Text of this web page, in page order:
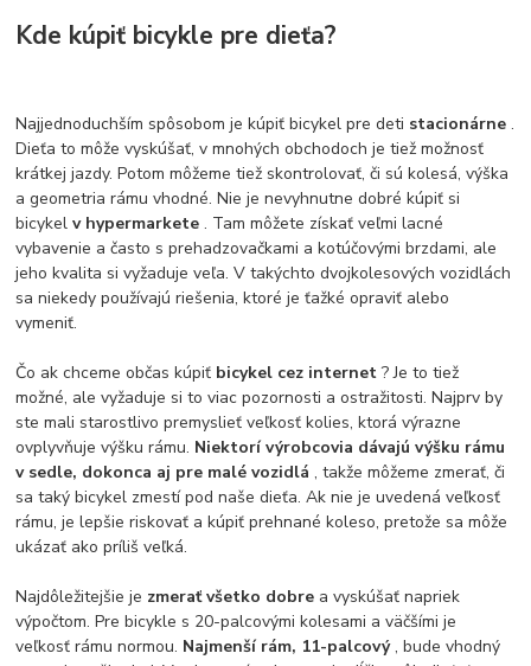
Kde kúpiť bicykle pre dieťa?
Najjednoduchším spôsobom je kúpiť bicykel pre deti stacionárne.
Dieťa to môže vyskúšať, v mnohých obchodoch je tiež možnosť
krátkej jazdy. Potom môžeme tiež skontrolovať, či sú kolesá, výška
a geometria rámu vhodné. Nie je nevyhnutne dobré kúpiť si
bicykelv hypermarkete. Tam môžete získať veľmi lacné
vybavenie a často s prehadzovačkami a kotúčovými brzdami, ale
jeho kvalita si vyžaduje veľa. V takýchto dvojkolesových vozidlách
sa niekedy používajú riešenia, ktoré je ťažké opraviť alebo
vymeniť.
Čo ak chceme občas kúpiť bicykel cez internet? Je to tiež
možné, ale vyžaduje si to viac pozornosti a ostražitosti. Najprv by
ste mali starostlivo premyslieť veľkosť kolies, ktorá výrazne
ovplyvňuje výšku rámu. Niektorí výrobcovia dávajú výšku rámu
v sedle, dokonca aj pre malé vozidlá, takže môžeme zmerať, či
sa taký bicykel zmestí pod naše dieťa. Ak nie je uvedená veľkosť
rámu, je lepšie riskovať a kúpiť prehnané koleso, pretože sa môže
ukázať ako príliš veľká.
Najdôležitejšie je zmerať všetko dobre a vyskúšať napriek
výpočtom. Pre bicykle s 20-palcovými kolesami a väčšími je
veľkosť rámu normou. Najmenší rám, 11-palcový, bude vhodný